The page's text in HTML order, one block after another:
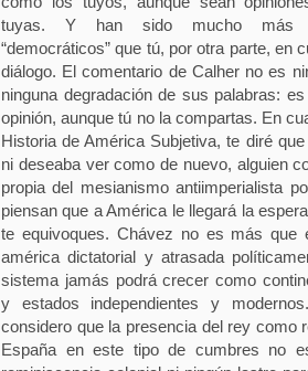
tuyas. Y han sido mucho más
“democráticos” que tú, por otra parte, en
diálogo. El comentario de Calher no es
ninguna degradación de sus palabras:
opinión, aunque tú no la compartas. En
Historia de América Subjetiva, te diré
ni deseaba ver como de nuevo, alguien
propia del mesianismo antiimperialista
piensan que a América le llegará la
te equivoques. Chávez no es más que
américa dictatorial y atrasada
sistema jamás podrá crecer como
y estados independientes y
considero que la presencia del rey como
España en este tipo de cumbres no